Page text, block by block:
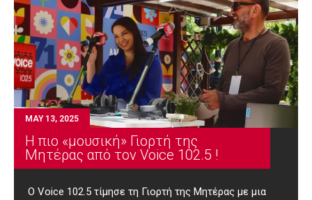
MAY 13, 2025
Η πιο «μουσική» Γιορτή της
Μητέρας από τον Voice 102.5 !
O Voice 102.5 τίμησε τη Γιορτή της Μητέρας με μια